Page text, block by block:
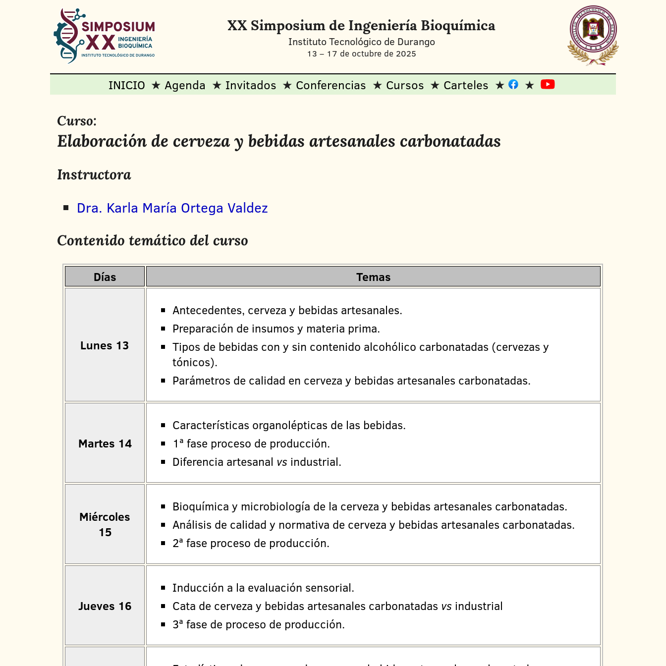
XX Simposium de Ingeniería Bioquímica
Instituto Tecnológico de Durango
13 – 17 de octubre de 2025
INICIO Agenda Invitados Conferencias Cursos Carteles
Curso:
Elaboración de cerveza y bebidas artesanales carbonatadas
Instructora
Dra. Karla María Ortega Valdez
Contenido temático del curso
Días Temas
Lunes 13
Antecedentes, cerveza y bebidas artesanales.
Preparación de insumos y materia prima.
Tipos de bebidas con y sin contenido alcohólico carbonatadas (cervezas y
tónicos).
Parámetros de calidad en cerveza y bebidas artesanales carbonatadas.
Martes 14
Características organolépticas de las bebidas.
1ª fase proceso de producción.
Diferencia artesanal vs industrial.
Miércoles
15
Bioquímica y microbiología de la cerveza y bebidas artesanales carbonatadas.
Análisis de calidad y normativa de cerveza y bebidas artesanales carbonatadas.
2ª fase proceso de producción.
Jueves 16
Inducción a la evaluación sensorial.
Cata de cerveza y bebidas artesanales carbonatadas vs industrial
3ª fase de proceso de producción.